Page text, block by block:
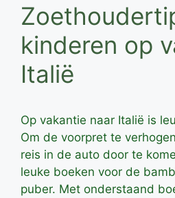
kinderen op
Italië
Op vakantie naar Italië is
Om de voorpret te
reis in de auto door te
leuke boeken voor de
puber. Met onderstaand